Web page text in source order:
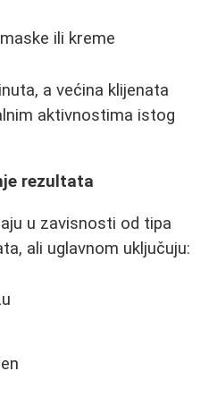
ili kreme
a većina klijenata
aktivnostima istog
rezultata
u zavisnosti od tipa
ali uglavnom uključuju: